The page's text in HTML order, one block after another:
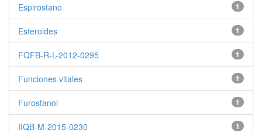
1
Espirostano
1
Esteroides
1
FQFB-R-L-2012-0295
1
Funciones vitales
1
Furostanol
1
IIQB-M-2015-0230